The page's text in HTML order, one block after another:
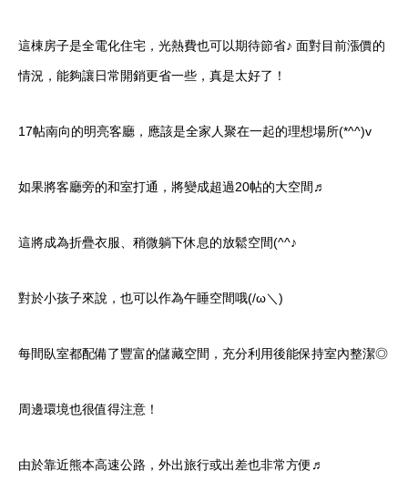
這棟房子是全電化住宅，光熱費也可以期待節省♪ 面對目前漲價的
情況，能夠讓日常開銷更省一些，真是太好了！
17帖南向的明亮客廳，應該是全家人聚在一起的理想場所(*^^)v
如果將客廳旁的和室打通，將變成超過20帖的大空間♬
這將成為折疊衣服、稍微躺下休息的放鬆空間(^^♪
對於小孩子來說，也可以作為午睡空間哦(/ω＼)
每間臥室都配備了豐富的儲藏空間，充分利用後能保持室內整潔◎
周邊環境也很值得注意！
由於靠近熊本高速公路，外出旅行或出差也非常方便♬